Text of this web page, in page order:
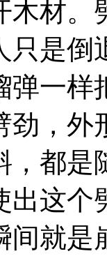
木材
只是倒
弹一样
劲，外
，都是
出这个
间就是